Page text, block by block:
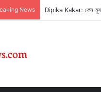
News